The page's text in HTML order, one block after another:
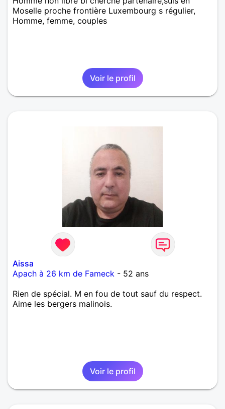
Moselle proche frontière Luxembourg s régulier,
Homme, femme, couples
Voir le profil
Aissa
Apach à 26 km de Fameck - 52 ans
Rien de spécial. M en fou de tout sauf du respect.
Aime les bergers malinois.
Voir le profil